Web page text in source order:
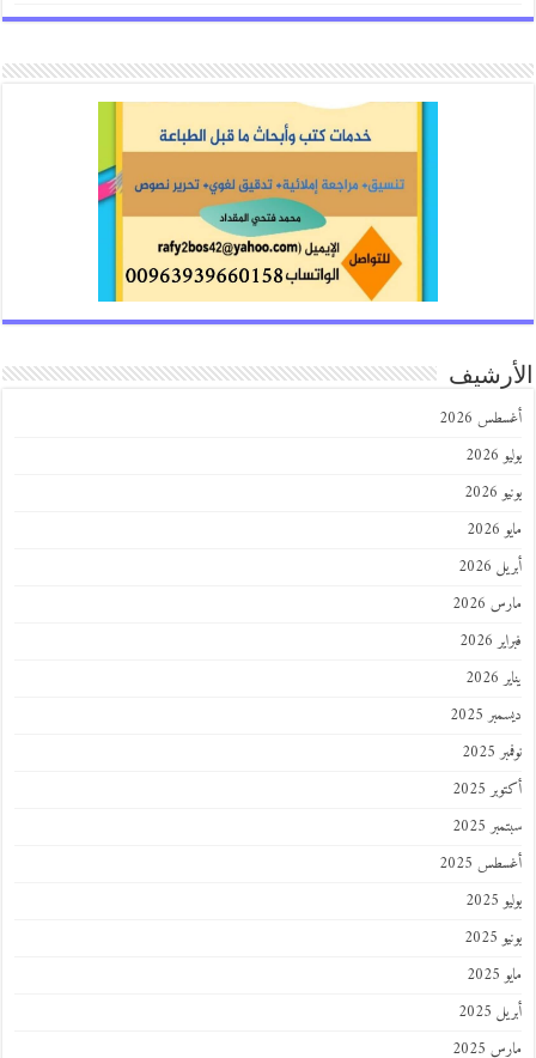
الأرشيف
أغسطس 2026
يوليو 2026
يونيو 2026
مايو 2026
أبريل 2026
مارس 2026
فبراير 2026
يناير 2026
ديسمبر 2025
نوفمبر 2025
أكتوبر 2025
سبتمبر 2025
أغسطس 2025
يوليو 2025
يونيو 2025
مايو 2025
أبريل 2025
مارس 2025